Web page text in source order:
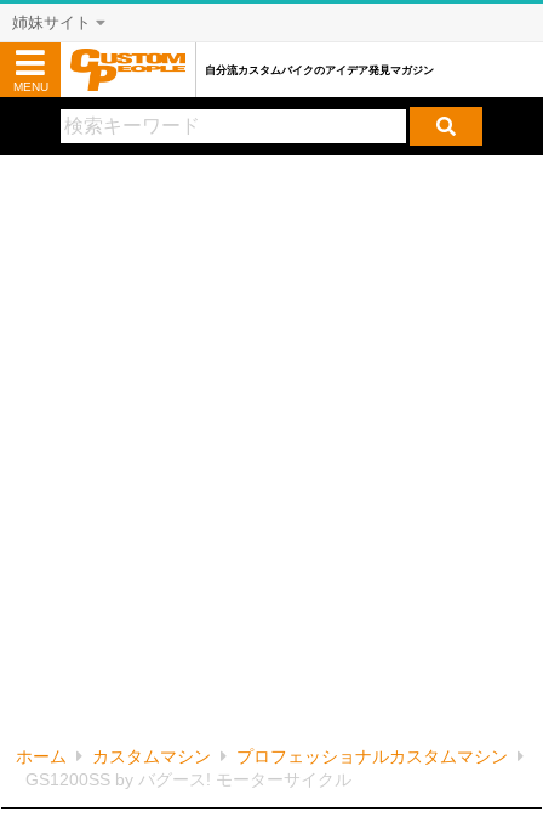
ホーム カスタムマシン
プロフェッショナルカスタムマシン
GS1200SS by バグース! モーターサイクル
姉妹サイト
MENU
自分流カスタムバイクのアイデア発見マガジン